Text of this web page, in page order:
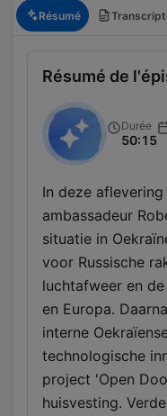
Résumé
Résumé de
Durée
50:15
In deze
ambassadeur
situatie in
voor Russische
luchtafweer en
en Europa.
interne
technologische
project 'Open
huisvesting.